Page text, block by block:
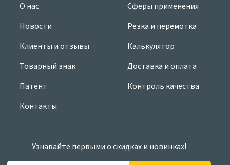
О нас
Новости
Клиенты и отзывы
Товарный знак
Патент
Контакты
Сферы применения
Резка и перемотка
Калькулятор
Доставка и оплата
Контроль качества
Узнавайте первыми о скидках и новинках!